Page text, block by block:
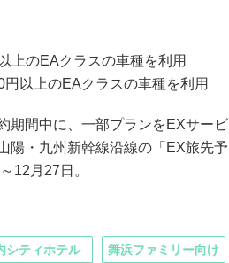
上のEAクラスの車種を利用
以上のEAクラスの車種を利用
期間中に、一部プランをEXサービ
陽・九州新幹線沿線の「EX旅先予
12月27日。
シティホテル 舞浜ファミリー向け